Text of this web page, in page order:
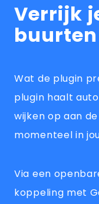
Verrijk
buurten
Wat de plugin
plugin haalt
wijken op aan
momenteel in
Via een
koppeling met